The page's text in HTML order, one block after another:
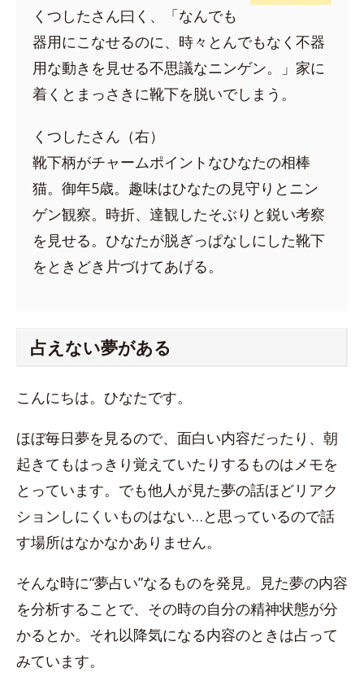
くつしたさん曰く、「なんでも
器用にこなせるのに、時々とんでもなく不器
用な動きを見せる不思議なニンゲン。」家に
着くとまっさきに靴下を脱いでしまう。
くつしたさん（右）
靴下柄がチャームポイントなひなたの相棒
猫。御年5歳。趣味はひなたの見守りとニン
ゲン観察。時折、達観したそぶりと鋭い考察
を見せる。ひなたが脱ぎっぱなしにした靴下
をときどき片づけてあげる。
占えない夢がある
こんにちは。ひなたです。
ほぼ毎日夢を見るので、面白い内容だったり、朝
起きてもはっきり覚えていたりするものはメモを
とっています。でも他人が見た夢の話ほどリアク
ションしにくいものはない…と思っているので話
す場所はなかなかありません。
そんな時に“夢占い”なるものを発見。見た夢の内容
を分析することで、その時の自分の精神状態が分
かるとか。それ以降気になる内容のときは占って
みています。